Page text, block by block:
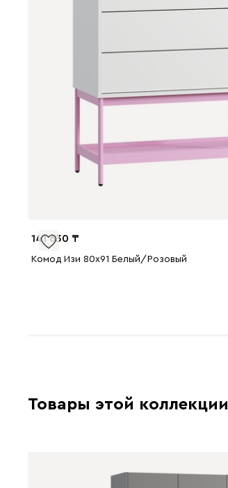
141 630
Комод Изи 80x91 Белый/Розовый
Товары этой коллекции